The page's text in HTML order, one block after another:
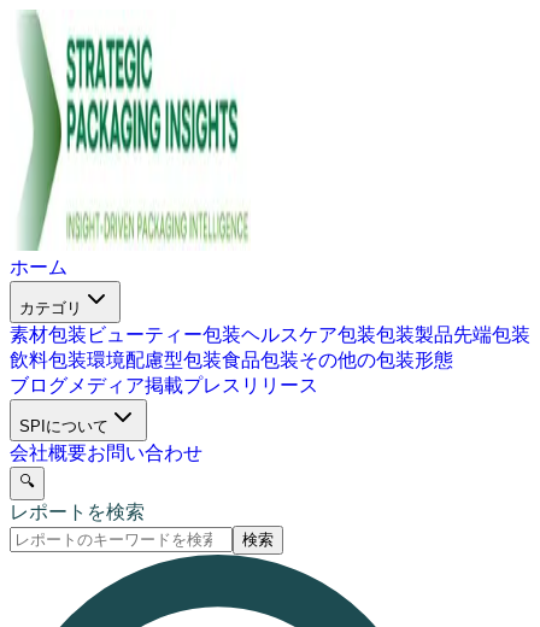
ホーム
カテゴリ
素材包装 ビューティー包装ヘルスケア包装包装製品先端包装
飲料包装環境配慮型包装食品包装その他の包装形態
ブログメディア掲載プレスリリース
SPIについて
会社概要お問い合わせ
🔍
レポートを検索
検索